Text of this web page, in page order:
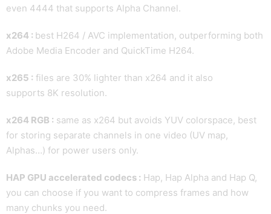
even 4444 that supports Alpha Channel.
x264 : best H264 / AVC implementation, outperforming both
Adobe Media Encoder and QuickTime H264.
x265 : files are 30% lighter than x264 and it also
supports 8K resolution.
x264 RGB : same as x264 but avoids YUV colorspace, best
for storing separate channels in one video (UV map,
Alphas…) for power users only.
HAP GPU accelerated codecs : Hap, Hap Alpha and Hap Q,
you can choose if you want to compress frames and how
many chunks you need.